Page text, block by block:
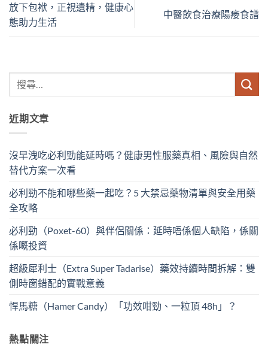
放下包袱，正視遺精，健康心
態助力生活
中醫飲食治療陽痿食譜
近期文章
沒早洩吃必利勁能延時嗎？健康男性服藥真相、風險與自然
替代方案一次看
必利勁不能和哪些藥一起吃？5 大禁忌藥物清單與安全用藥
全攻略
必利勁（Poxet-60）與伴侶關係：延時唔係個人缺陷，係關
係嘅投資
超級犀利士（Extra Super Tadarise）藥效持續時間拆解：雙
側時窗錯配的實戰意義
悍馬糖（Hamer Candy）「功效咁勁、一粒頂 48h」？
熱點關注